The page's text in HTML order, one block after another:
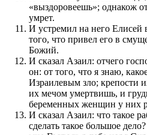
«выздоровеешь»; однакож
умрет.
И устремил на него Елисей
того, что привел его в
Божий.
И сказал Азаил: отчего
он: от того, что я знаю,
Израилевым зло; крепости
их мечом умертвишь, и
беременных женщин у них
И сказал Азаил: что такое
сделать такое большое